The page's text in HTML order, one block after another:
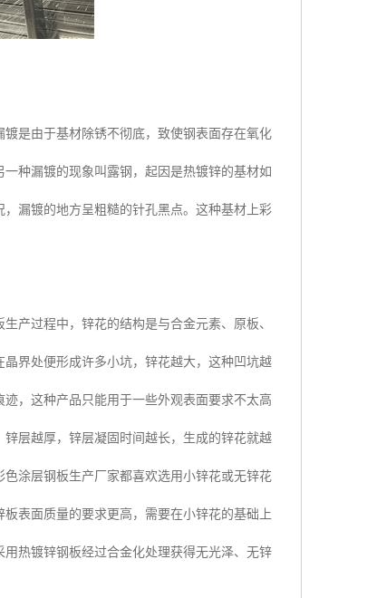
是由于基材除锈不彻底，致使钢表面存在氧化
种漏镀的现象叫露钢，起因是热镀锌的基材如
漏镀的地方呈粗糙的针孔黑点。这种基材上彩
产过程中，锌花的结构是与合金元素、原板、
界处便形成许多小坑，锌花越大，这种凹坑越
，这种产品只能用于一些外观表面要求不太高
层越厚，锌层凝固时间越长，生成的锌花就越
涂层钢板生产厂家都喜欢选用小锌花或无锌花
表面质量的要求更高，需要在小锌花的基础上
热镀锌钢板经过合金化处理获得无光泽、无锌